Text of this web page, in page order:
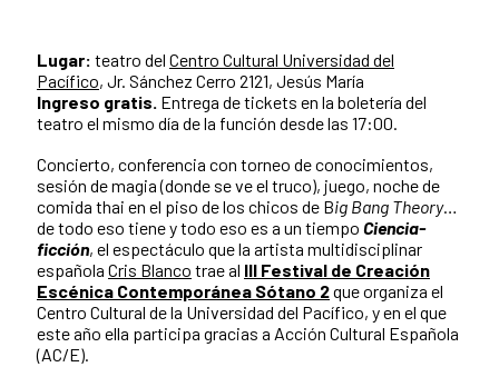
Lugar: teatro del Centro Cultural Universidad del
Pacífico, Jr. Sánchez Cerro 2121, Jesús María
Ingreso gratis. Entrega de tickets en la boletería del
teatro el mismo día de la función desde las 17:00.
Concierto, conferencia con torneo de conocimientos,
sesión de magia (donde se ve el truco), juego, noche de
comida thai en el piso de los chicos de Big Bang Theory…
de todo eso tiene y todo eso es a un tiempo Ciencia-
ficción, el espectáculo que la artista multidisciplinar
española Cris Blanco trae al III Festival de Creación
Escénica Contemporánea Sótano 2que organiza el
Centro Cultural de la Universidad del Pacífico, y en el que
este año ella participa gracias a Acción Cultural Española
(AC/E).